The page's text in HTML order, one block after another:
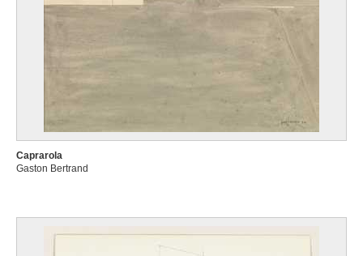
Caprarola
Gaston Bertrand